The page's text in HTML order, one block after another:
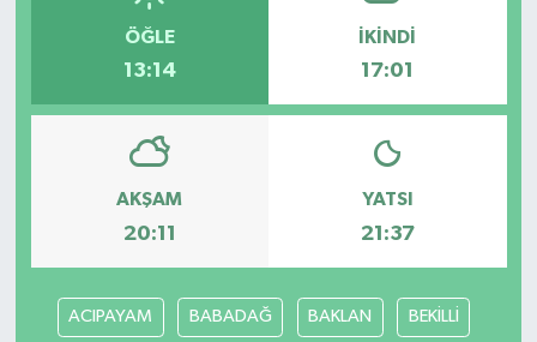
ÖĞLE
13:14
İKINDI
17:01
AKŞAM
20:11
YATSI
21:37
ACIPAYAM BABADAĞ BAKLAN BEKİLLİ